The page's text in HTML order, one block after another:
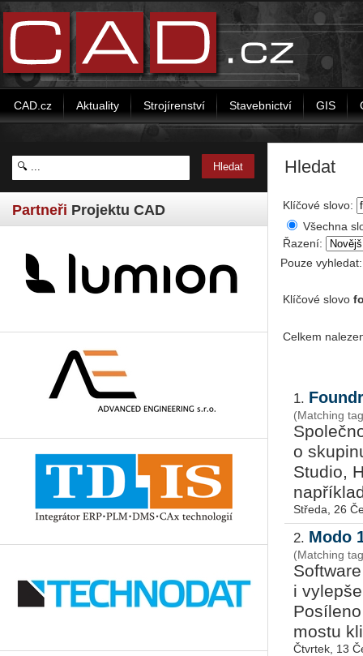
CAD.cz Aktuality Strojírenství Stavebnictví GIS
Partneři Projektu CAD
Hledat
Klíčové slovo:
Všechna
Řazení:
Pouze
Klíčové slovo
Celkem
1.
(Matching
o
Studio,
Středa, 26
2. Modo
(Matching
i
mostu
Čtvrtek, 13